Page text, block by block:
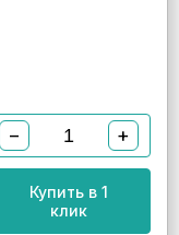
− +
Купить в 1
клик